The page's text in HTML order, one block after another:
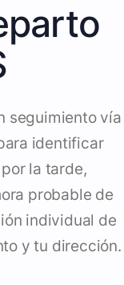
seguimiento vía
identificar
la tarde,
probable de
individual de
y tu dirección.